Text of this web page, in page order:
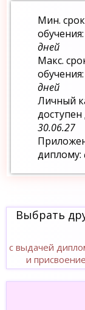
Мин. срок
обучения:
дней
Макс.
дней
Личный
доступен
30.06.27
диплому:
Выбрать
с выдачей
и